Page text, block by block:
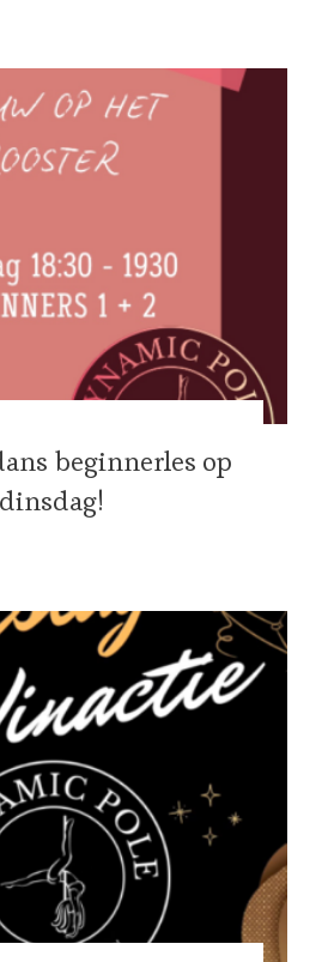
beginnerles op
dinsdag!